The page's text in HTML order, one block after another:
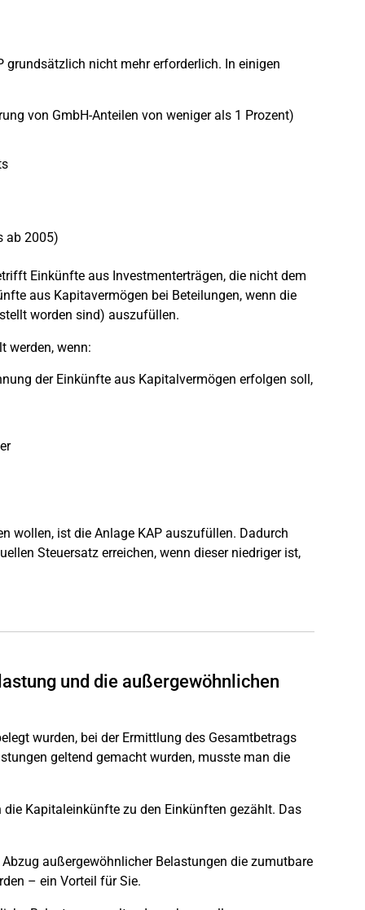
grundsätzlich nicht mehr erforderlich. In einigen
von GmbH-Anteilen von weniger als 1 Prozent)
ab 2005)
Einkünfte aus Investmenterträgen, die nicht dem
aus Kapitavermögen bei Beteilungen, wenn die
worden sind) auszufüllen.
werden, wenn:
der Einkünfte aus Kapitalvermögen erfolgen soll,
wollen, ist die Anlage KAP auszufüllen. Dadurch
Steuersatz erreichen, wenn dieser niedriger ist,
und die außergewöhnlichen
wurden, bei der Ermittlung des Gesamtbetrags
geltend gemacht wurden, musste man die
Kapitaleinkünfte zu den Einkünften gezählt. Das
außergewöhnlicher Belastungen die zumutbare
– ein Vorteil für Sie.